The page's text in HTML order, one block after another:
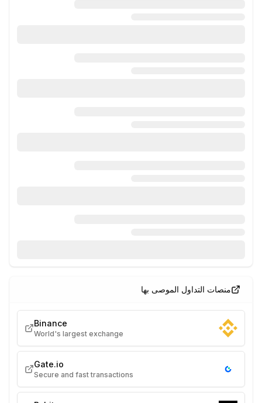
منصات التداول الموصى بها
Binance
World's largest exchange
Gate.io
Secure and fast transactions